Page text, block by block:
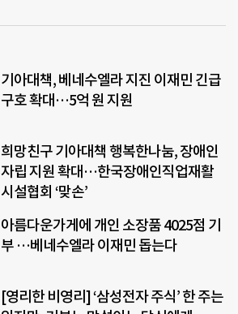
기아대책, 베네수엘라 지진 이재민 긴급
구호 확대…5억 원 지원
희망친구 기아대책 행복한나눔, 장애인
자립 지원 확대…한국장애인직업재활
시설협회 ‘맞손’
아름다운가게에 개인 소장품 4025점 기
부 …베네수엘라 이재민 돕는다
[영리한 비영리] ‘삼성전자 주식’ 한 주는